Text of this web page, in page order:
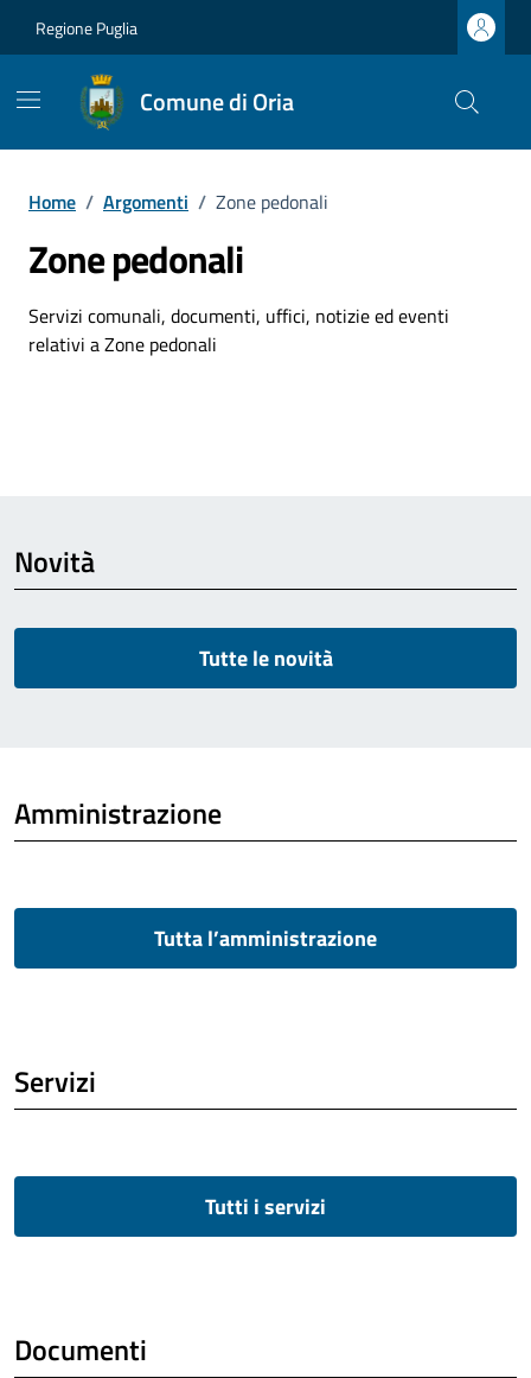
Regione Puglia
Comune di Oria
Home / Argomenti / Zone pedonali
Zone pedonali
Dettagli dell'argomento
Servizi comunali, documenti, uffici, notizie ed eventi
relativi a Zone pedonali
Novità
Tutte le novità
Amministrazione
Tutta l’amministrazione
Servizi
Tutti i servizi
Documenti